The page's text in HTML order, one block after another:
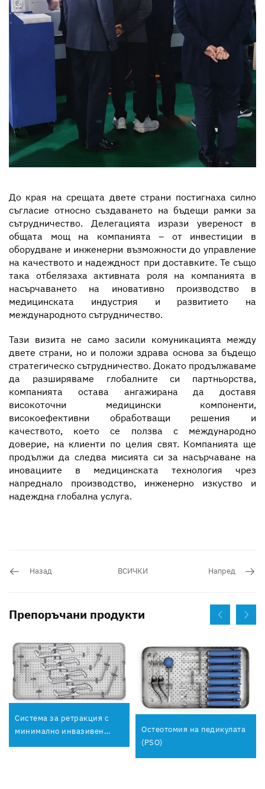
До края на срещата двете страни постигнаха силно
съгласие относно създаването на бъдещи рамки за
сътрудничество. Делегацията изрази увереност в
общата мощ на компанията – от инвестиции в
оборудване и инженерни възможности до управление
на качеството и надеждност при доставките. Те също
така отбелязаха активната роля на компанията в
насърчаването на иновативно производство в
медицинската индустрия и развитието на
международното сътрудничество.
Тази визита не само засили комуникацията между
двете страни, но и положи здрава основа за бъдещо
стратегическо сътрудничество. Докато продължаваме
да разширяваме глобалните си партньорства,
компанията остава ангажирана да доставя
високоточни медицински компоненти,
високоефективни обработващи решения и
качеството, което се ползва с международно
доверие, на клиенти по целия свят. Компанията ще
продължи да следва мисията си за насърчаване на
иновациите в медицинската технология чрез
напреднало производство, инженерно изкуство и
надеждна глобална услуга.
Назад ВСИЧКИ Напред
Препоръчани продукти
Система за ретракция с
минимално инвазивен
Остеотомия на педикулата
(PSO)